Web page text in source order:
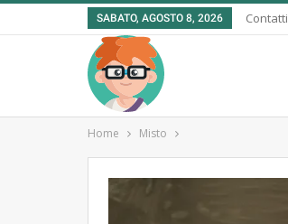
SABATO, AGOSTO 8, 2026 Contatti
Home Misto